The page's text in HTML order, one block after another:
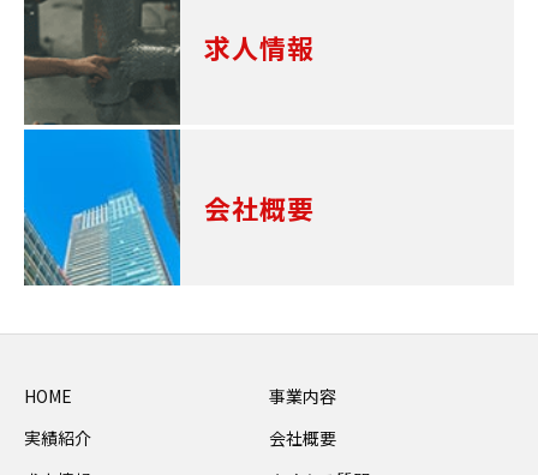
求人情報
会社概要
HOME
事業内容
実績紹介
会社概要